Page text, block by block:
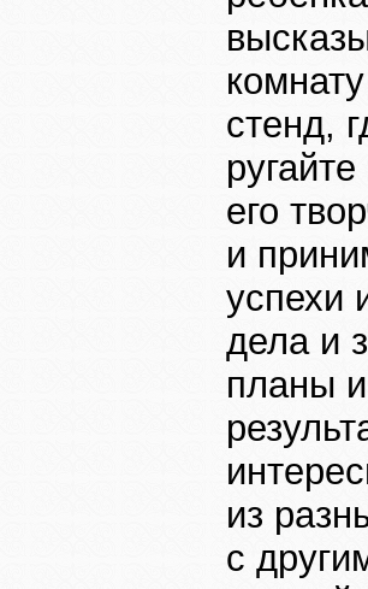
стенд,
его
и
успехи
дела и
планы
из
с